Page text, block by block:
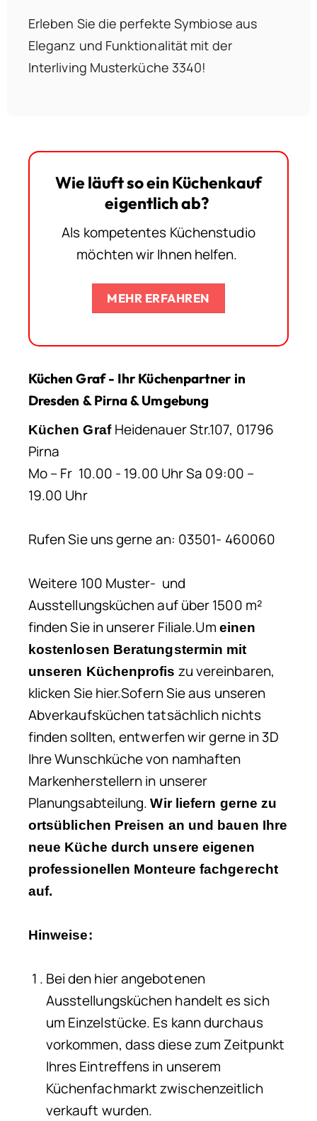
Erleben Sie die perfekte Symbiose aus
Eleganz und Funktionalität mit der
Interliving Musterküche 3340!
Wie läuft so ein Küchenkauf
eigentlich ab?
Als kompetentes Küchenstudio
möchten wir Ihnen helfen.
MEHR ERFAHREN
Küchen Graf - Ihr Küchenpartner in
Dresden & Pirna & Umgebung
Küchen Graf Heidenauer Str.107, 01796
Pirna
Mo – Fr 10.00 - 19.00 Uhr Sa 09:00 –
19.00 Uhr
Rufen Sie uns gerne an: 03501- 460060
Weitere 100 Muster- und
Ausstellungsküchen auf über 1500 m²
finden Sie in unserer Filiale.Um einen
kostenlosen Beratungstermin mit
unseren Küchenprofis zu vereinbaren,
klicken Sie hier.Sofern Sie aus unseren
Abverkaufsküchen tatsächlich nichts
finden sollten, entwerfen wir gerne in 3D
Ihre Wunschküche von namhaften
Markenherstellern in unserer
Planungsabteilung.Wir liefern gerne zu
ortsüblichen Preisen an und bauen Ihre
neue Küche durch unsere eigenen
professionellen Monteure fachgerecht
auf.
Hinweise:
Bei den hier angebotenen
Ausstellungsküchen handelt es sich
um Einzelstücke. Es kann durchaus
vorkommen, dass diese zum Zeitpunkt
Ihres Eintreffens in unserem
Küchenfachmarkt zwischenzeitlich
verkauft wurden.